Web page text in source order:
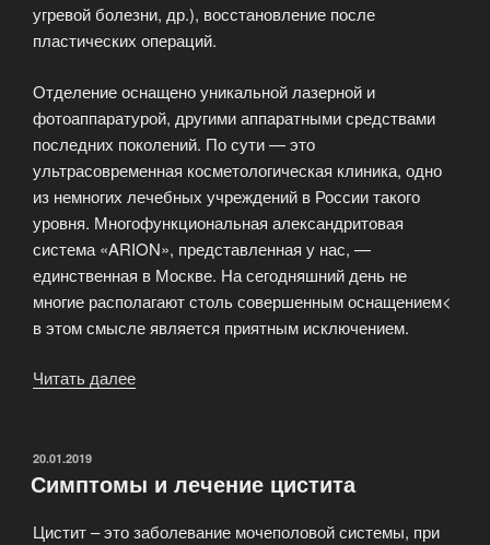
угревой болезни, др.), восстановление после
пластических операций.
Отделение оснащено уникальной лазерной и
фотоаппаратурой, другими аппаратными средствами
последних поколений. По сути — это
ультрасовременная косметологическая клиника, одно
из немногих лечебных учреждений в России такого
уровня. Многофункциональная александритовая
система «ARION», представленная у нас, —
единственная в Москве. На сегодняшний день не
многие располагают столь совершенным оснащением<
в этом смысле является приятным исключением.
Читать далее
ОПУБЛИКОВАНО
20.01.2019
Симптомы и лечение цистита
Цистит – это заболевание мочеполовой системы, при